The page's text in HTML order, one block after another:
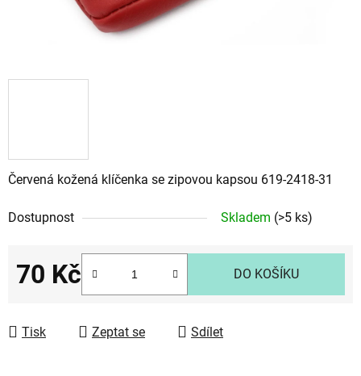
Červená kožená klíčenka se zipovou kapsou 619-2418-31
Dostupnost Skladem (>5 ks)
70 Kč
Měrná cena:
DO KOŠÍKU
Tisk Zeptat se Sdílet